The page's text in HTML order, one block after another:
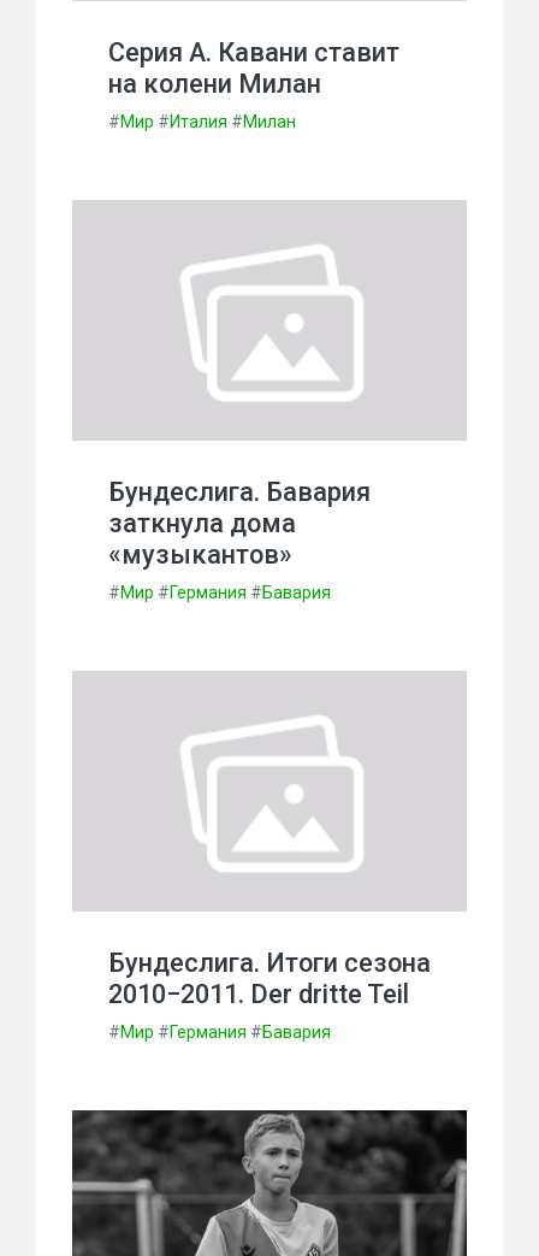
Серия А. Кавани ставит
на колени Милан
#Мир #Италия #Милан
Бундеслига. Бавария
заткнула дома
«музыкантов»
#Мир #Германия #Бавария
Бундеслига. Итоги сезона
2010−2011. Der dritte Teil
#Мир #Германия #Бавария